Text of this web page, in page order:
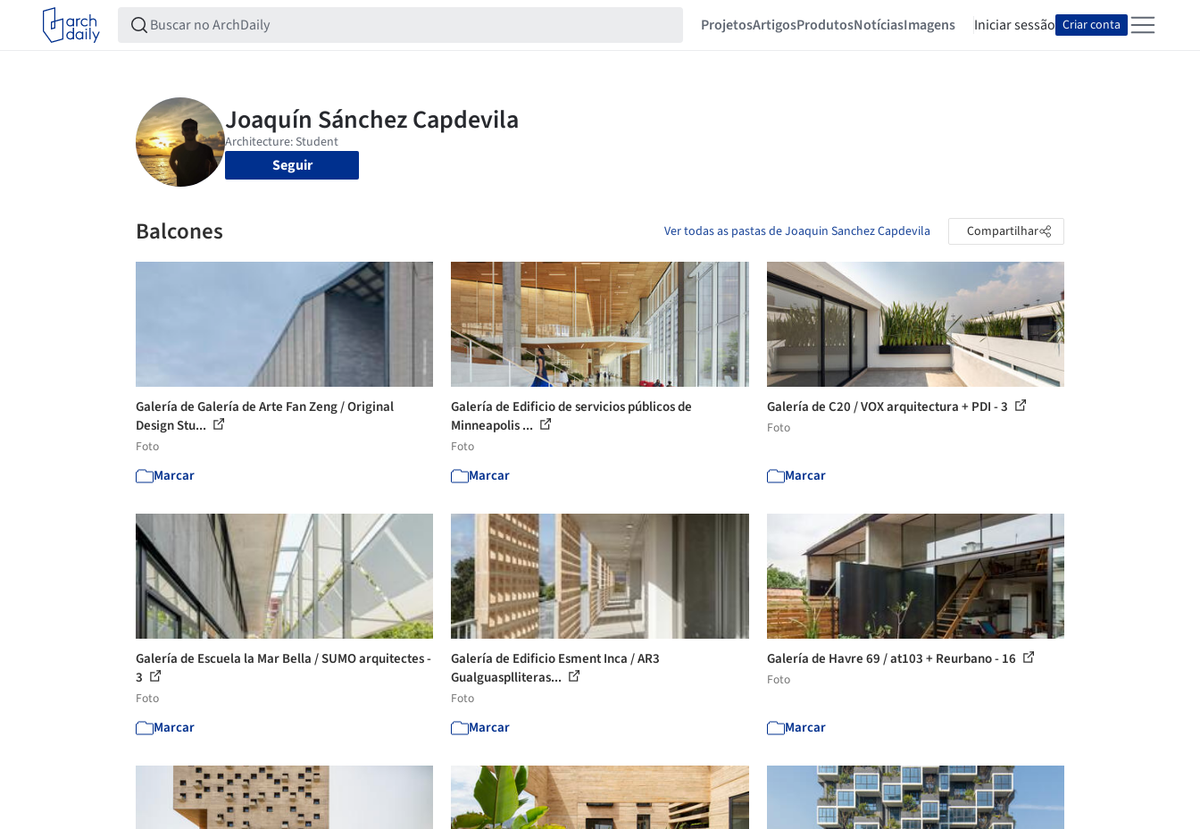
ProjetosArtigosProdutosNotíciasImagens Iniciar sessão Criar conta
Seguir
Balcones Ver todas as pastas de Joaquin Sanchez Capdevila Compartilhar
Galería de Galería de Arte Fan Zeng / Original
Design Stu...
Foto
Marcar
Galería de Edificio de servicios públicos de
Minneapolis ...
Foto
Marcar
Galería de C20 / VOX arquitectura + PDI - 3
Foto
Marcar
Galería de Escuela la Mar Bella / SUMO arquitectes -
3
Foto
Marcar
Galería de Edificio Esment Inca / AR3
Gualguasplliteras...
Foto
Marcar
Galería de Havre 69 / at103 + Reurbano - 16
Foto
Marcar